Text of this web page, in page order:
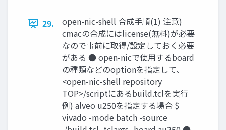
29.
open-nic-shell 合成手順(1) 注意)
cmacの合成にはlicense(無料)が必要
なので事前に取得/設定しておく必要
がある ● open-nicで使用するboard
の種類などのoptionを指定して、
<open-nic-shell repository
TOP>/scriptにあるbuild.tclを実行
例) alveo u250を指定する場合 $
vivado -mode batch -source